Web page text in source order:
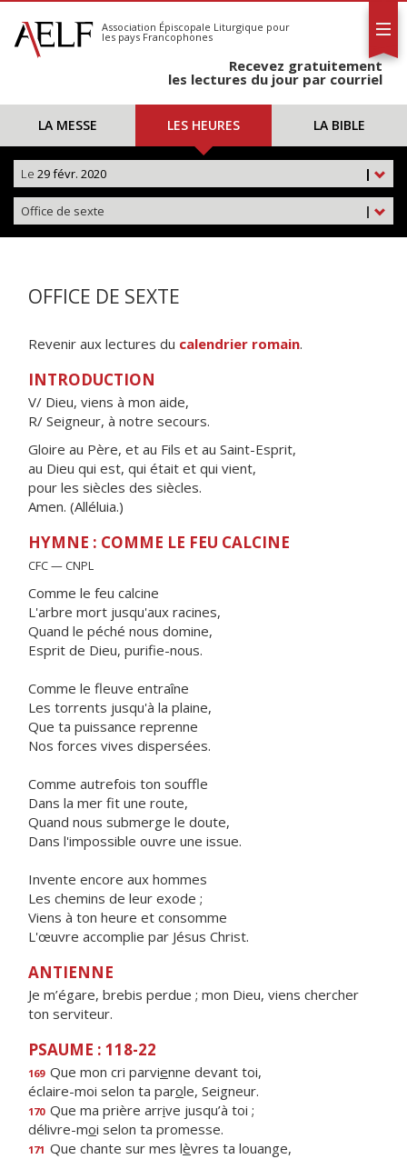
S'abonner
Calendrier
Association Épiscopale Liturgique pour
les pays Francophones
Recevez gratuitement
les lectures du jour par courriel
LA MESSE LES HEURES LA BIBLE
|
Le 29 févr. 2020
|
Office de sexte
OFFICE DE SEXTE
Revenir aux lectures du calendrier romain.
INTRODUCTION
V/ Dieu, viens à mon aide,
R/ Seigneur, à notre secours.
Gloire au Père, et au Fils et au Saint-Esprit,
au Dieu qui est, qui était et qui vient,
pour les siècles des siècles.
Amen. (Alléluia.)
HYMNE : COMME LE FEU CALCINE
CFC — CNPL
Comme le feu calcine
L'arbre mort jusqu'aux racines,
Quand le péché nous domine,
Esprit de Dieu, purifie-nous.
Comme le fleuve entraîne
Les torrents jusqu'à la plaine,
Que ta puissance reprenne
Nos forces vives dispersées.
Comme autrefois ton souffle
Dans la mer fit une route,
Quand nous submerge le doute,
Dans l'impossible ouvre une issue.
Invente encore aux hommes
Les chemins de leur exode ;
Viens à ton heure et consomme
L'œuvre accomplie par Jésus Christ.
ANTIENNE
Je m’égare, brebis perdue ; mon Dieu, viens chercher
ton serviteur.
PSAUME : 118-22
169 Que mon cri parvienne devant toi,
éclaire-moi selon ta parole, Seigneur.
170 Que ma prière arrive jusqu’à toi ;
délivre-moi selon ta promesse.
171 Que chante sur mes lèvres ta louange,